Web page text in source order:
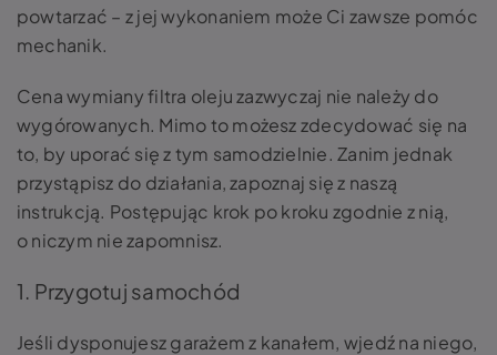
powtarzać – z jej wykonaniem może Ci zawsze pomóc
mechanik.
Cena wymiany filtra oleju zazwyczaj nie należy do
wygórowanych. Mimo to możesz zdecydować się na
to, by uporać się z tym samodzielnie. Zanim jednak
przystąpisz do działania, zapoznaj się z naszą
instrukcją. Postępując krok po kroku zgodnie z nią,
o niczym nie zapomnisz.
1. Przygotuj samochód
Jeśli dysponujesz garażem z kanałem, wjedź na niego,